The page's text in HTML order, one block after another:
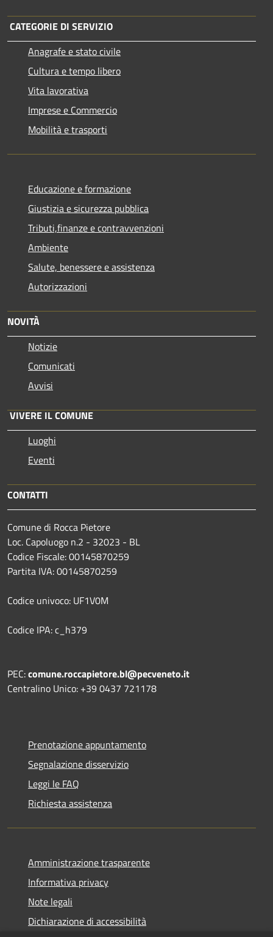
CATEGORIE DI SERVIZIO
Anagrafe e stato civile
Cultura e tempo libero
Vita lavorativa
Imprese e Commercio
Mobilità e trasporti
Educazione e formazione
Giustizia e sicurezza pubblica
Tributi,finanze e contravvenzioni
Ambiente
Salute, benessere e assistenza
Autorizzazioni
NOVITÀ
Notizie
Comunicati
Avvisi
VIVERE IL COMUNE
Luoghi
Eventi
CONTATTI
Comune di Rocca Pietore
Loc. Capoluogo n.2 - 32023 - BL
Codice Fiscale: 00145870259
Partita IVA: 00145870259
Codice univoco: UF1V0M
Codice IPA: c_h379
PEC:comune.roccapietore.bl@pecveneto.it
Centralino Unico: +39 0437 721178
Prenotazione appuntamento
Segnalazione disservizio
Leggi le FAQ
Richiesta assistenza
Amministrazione trasparente
Informativa privacy
Note legali
Dichiarazione di accessibilità